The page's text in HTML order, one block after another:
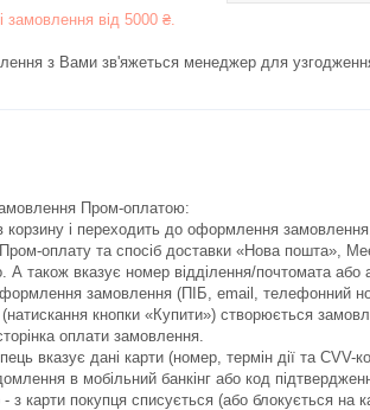
замовлення від 5000 ₴.
з Вами зв'яжеться менеджер для
Пром-оплатою:
корзину і переходить до оформлення
оплату та спосіб доставки «Нова пошта»,
А також вказує номер відділення/почтомата або
замовлення (ПІБ, email, телефонний
кнопки «Купити») створюється
оплати замовлення.
вказує дані карти (номер, термін дії та CVV-
в мобільний банкінг або код
з карти покупця списується (або блокується на